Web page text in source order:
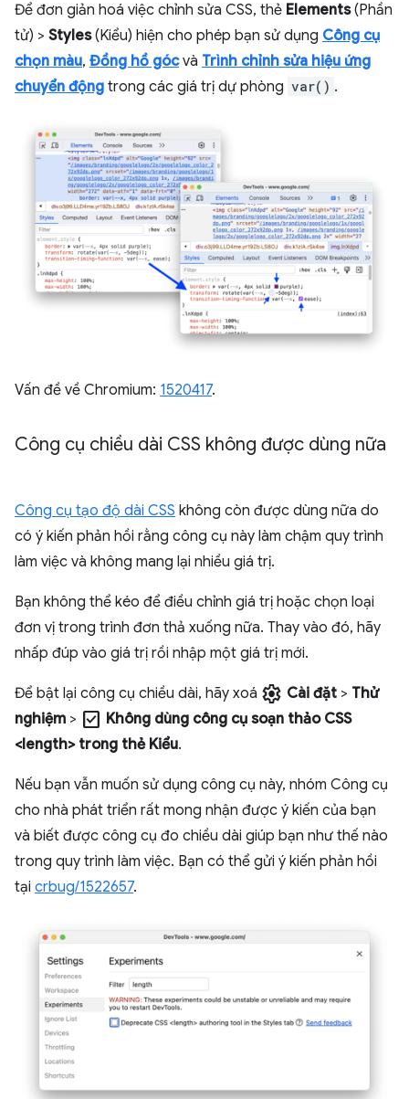
Để đơn giản hoá việc chỉnh sửa CSS, thẻ Elements(Phần
tử) > Styles(Kiểu) hiện cho phép bạn sử dụng Công cụ
chọn màu, Đồng hồ gócvà Trình chỉnh sửa hiệu ứng
chuyển động trong các giá trị dự phòng var() .
Vấn đề về Chromium: 1520417.
Công cụ chiều dài CSS không được dùng nữa
Công cụ tạo độ dài CSS không còn được dùng nữa do
có ý kiến phản hồi rằng công cụ này làm chậm quy trình
làm việc và không mang lại nhiều giá trị.
Bạn không thể kéo để điều chỉnh giá trị hoặc chọn loại
đơn vị trong trình đơn thả xuống nữa. Thay vào đó, hãy
nhấp đúp vào giá trị rồi nhập một giá trị mới.
Để bật lại công cụ chiều dài, hãy xoá settings Cài đặt > Thử
nghiệm > check_box Không dùng công cụ soạn thảo CSS
<length> trong thẻ Kiểu.
Nếu bạn vẫn muốn sử dụng công cụ này, nhóm Công cụ
cho nhà phát triển rất mong nhận được ý kiến của bạn
và biết được công cụ đo chiều dài giúp bạn như thế nào
trong quy trình làm việc. Bạn có thể gửi ý kiến phản hồi
tại crbug/1522657.